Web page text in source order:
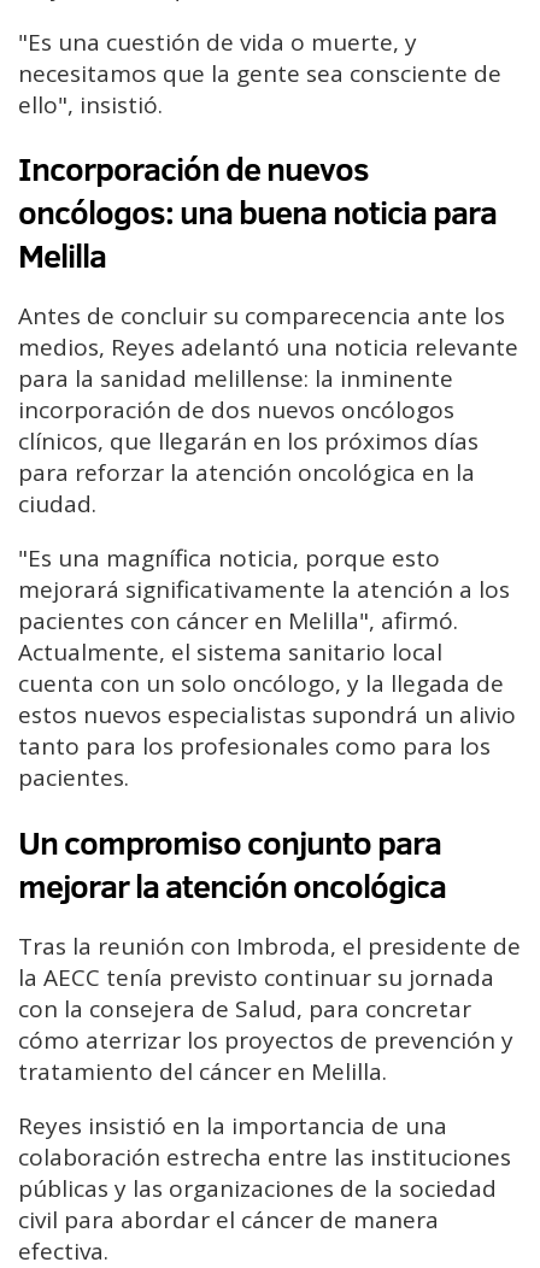
"Es una cuestión de vida o muerte, y
necesitamos que la gente sea consciente de
ello", insistió.
Incorporación de nuevos
oncólogos: una buena noticia para
Melilla
Antes de concluir su comparecencia ante los
medios, Reyes adelantó una noticia relevante
para la sanidad melillense: la inminente
incorporación de dos nuevos oncólogos
clínicos, que llegarán en los próximos días
para reforzar la atención oncológica en la
ciudad.
"Es una magnífica noticia, porque esto
mejorará significativamente la atención a los
pacientes con cáncer en Melilla", afirmó.
Actualmente, el sistema sanitario local
cuenta con un solo oncólogo, y la llegada de
estos nuevos especialistas supondrá un alivio
tanto para los profesionales como para los
pacientes.
Un compromiso conjunto para
mejorar la atención oncológica
Tras la reunión con Imbroda, el presidente de
la AECC tenía previsto continuar su jornada
con la consejera de Salud, para concretar
cómo aterrizar los proyectos de prevención y
tratamiento del cáncer en Melilla.
Reyes insistió en la importancia de una
colaboración estrecha entre las instituciones
públicas y las organizaciones de la sociedad
civil para abordar el cáncer de manera
efectiva.